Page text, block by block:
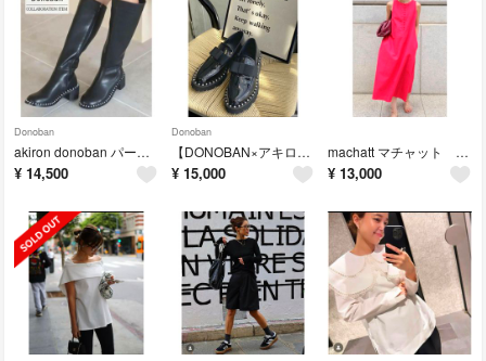
Donoban
akiron donoban パールロングブーツ Sサイズ
¥ 14,500
Donoban
【DONOBAN×アキロンコラボ】 パールリボンローファー XSサイズ
¥ 15,000
machatt マチャット リネンノースリーブワンピース
¥ 13,000